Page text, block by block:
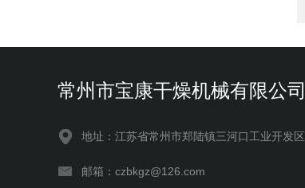
常州市宝康干燥机械有限公司
地址：江苏省常州市郑陆镇三河口工业开发区
邮箱：czbkgz@126.com